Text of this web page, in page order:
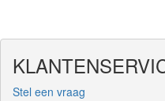
Stel een vraag